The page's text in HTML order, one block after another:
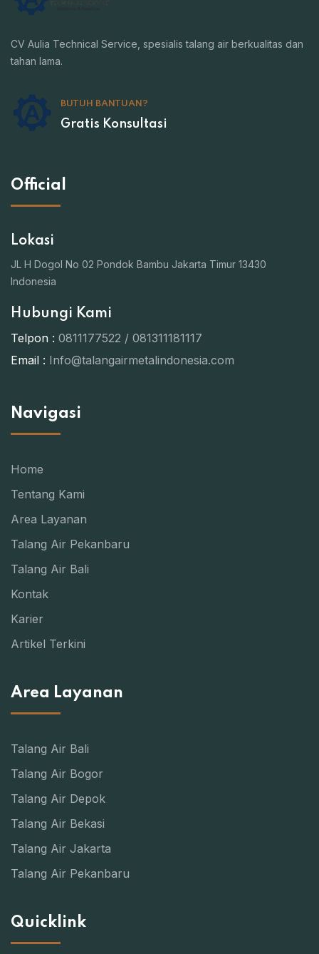
CV Aulia Technical Service, spesialis talang air berkualitas dan
tahan lama.
BUTUH BANTUAN?
Gratis Konsultasi
Official
Lokasi
JL H Dogol No 02 Pondok Bambu Jakarta Timur 13430
Indonesia
Hubungi Kami
Telpon : 0811177522 / 081311181117
Email : Info@talangairmetalindonesia.com
Navigasi
Home
Tentang Kami
Area Layanan
Talang Air Pekanbaru
Talang Air Bali
Kontak
Karier
Artikel Terkini
Area Layanan
Talang Air Bali
Talang Air Bogor
Talang Air Depok
Talang Air Bekasi
Talang Air Jakarta
Talang Air Pekanbaru
Quicklink